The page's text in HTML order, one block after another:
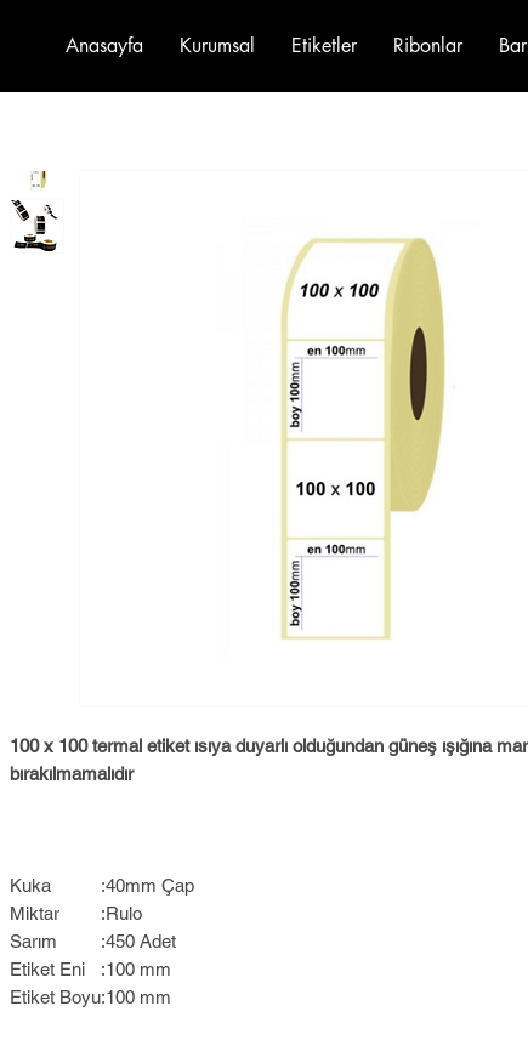
Anasayfa Kurumsal Etiketler Ribonlar
100 x 100 termal etiket ısıya duyarlı olduğundan güneş ışığına
bırakılmamalıdır
Kuka :40mm Çap
Miktar
:Rulo
Sarım
:450 Adet
Etiket Eni
:100 mm
Etiket Boyu:100 mm